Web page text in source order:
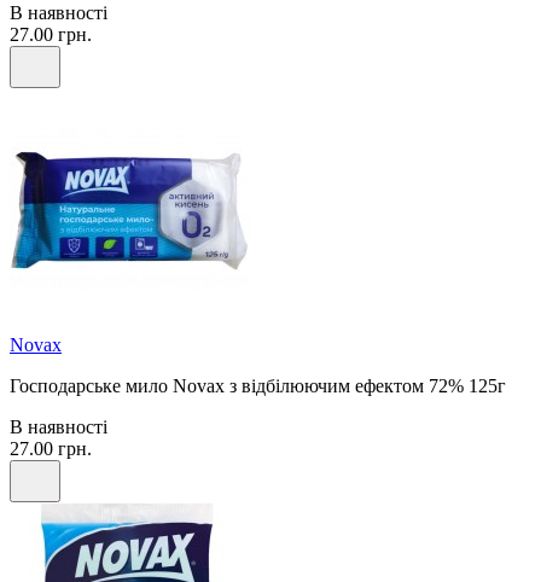
В наявності
27.00 грн.
Novax
Господарське мило Novax з відбілюючим ефектом 72% 125г
В наявності
27.00 грн.